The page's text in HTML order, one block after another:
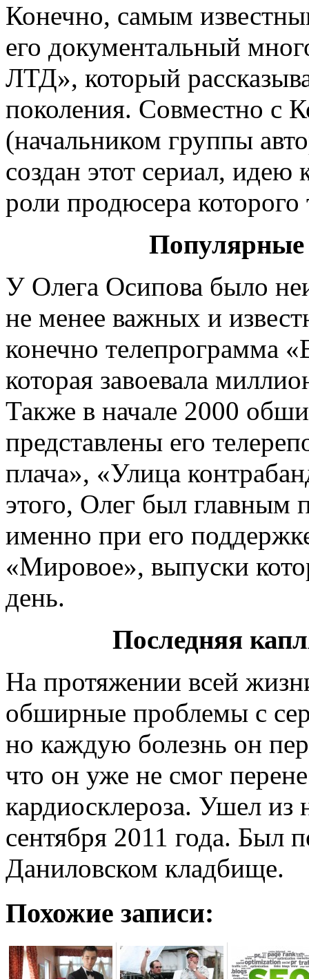
Конечно, самым
его документальный
ЛТД», который
поколения. Совместно с
(начальником группы
создан этот сериал,
роли продюсера
У Олега Осипова было
не менее важных и
конечно телепрограмма
которая завоевала
Также в начале 2000
представлены его
плача», «Улица
этого, Олег был
именно при его
«Мировое», выпуски
день.
Последняя
На протяжении всей
обширные проблемы с
но каждую болезнь он
что он уже не смог
кардиосклероза. Ушел
сентября 2011 года. Был
Даниловском кладбище.
Похожие записи: